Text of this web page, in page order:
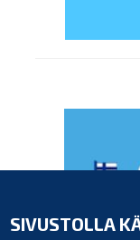
SIVUSTOLLA